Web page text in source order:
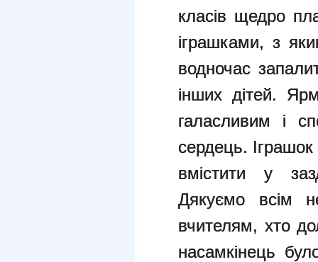
класів щедро
іграшками, з
водночас
інших дітей.
галасливим і
сердець.
вмістити у
Дякуємо всім
вчителям, хто
насамкінець